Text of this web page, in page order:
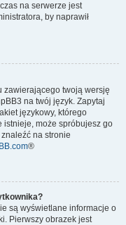
na serwerze jest
by naprawił
zawierającego twoją wersję
na twój język. Zapytaj
językowy, którego
istnieje, może spróbujesz go
na stronie
®
są wyświetlane informacje o
Pierwszy obrazek jest